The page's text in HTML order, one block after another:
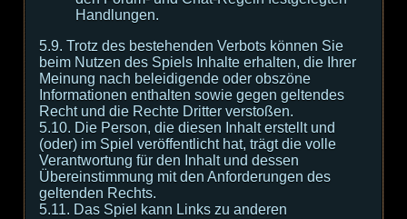
Handlungen.
5.9. Trotz des bestehenden Verbots können Sie
beim Nutzen des Spiels Inhalte erhalten, die Ihrer
Meinung nach beleidigende oder obszöne
Informationen enthalten sowie gegen geltendes
Recht und die Rechte Dritter verstoßen.
5.10. Die Person, die diesen Inhalt erstellt und
(oder) im Spiel veröffentlicht hat, trägt die volle
Verantwortung für den Inhalt und dessen
Übereinstimmung mit den Anforderungen des
geltenden Rechts.
5.11. Das Spiel kann Links zu anderen